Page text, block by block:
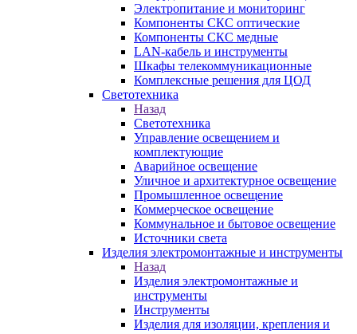
Электропитание и мониторинг
Компоненты СКС оптические
Компоненты СКС медные
LAN-кабель и инструменты
Шкафы телекоммуникационные
Комплексные решения для ЦОД
Светотехника
Назад
Светотехника
Управление освещением и
комплектующие
Аварийное освещение
Уличное и архитектурное освещение
Промышленное освещение
Коммерческое освещение
Коммунальное и бытовое освещение
Источники света
Изделия электромонтажные и инструменты
Назад
Изделия электромонтажные и
инструменты
Инструменты
Изделия для изоляции, крепления и